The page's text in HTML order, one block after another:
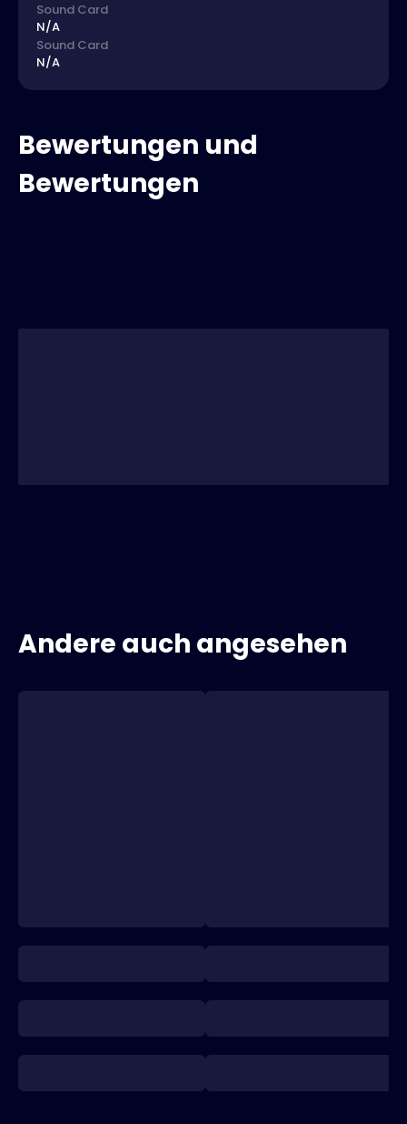
Sound Card
N/A
Sound Card
N/A
Bewertungen und
Bewertungen
Andere auch angesehen